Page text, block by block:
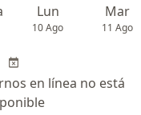
Lun
10 Ago
Mar
11 Ago
en línea no está